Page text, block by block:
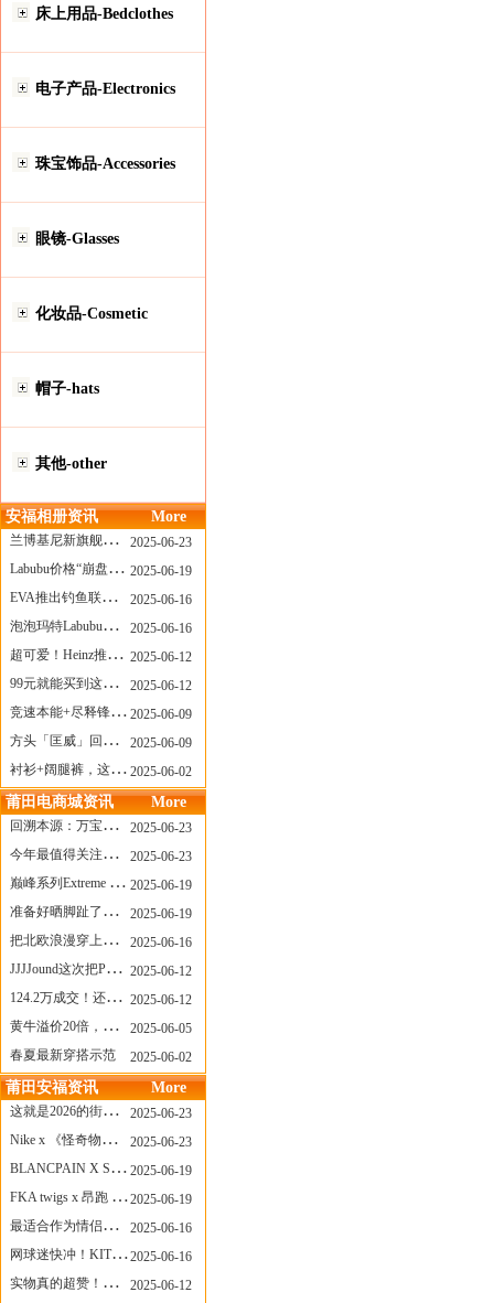
床上用品-Bedclothes
电子产品-Electronics
珠宝饰品-Accessories
眼镜-Glasses
化妆品-Cosmetic
帽子-hats
其他-other
安福相册资讯 More
兰博基尼新旗舰曝光？这台顶级超跑或将在8月登场
2025-06-23
Labubu价格“崩盘”？618当日泡泡玛特预售补货量超200W！
2025-06-19
EVA推出钓鱼联名套装，初号机也能当“假饵”？
2025-06-16
泡泡玛特Labubu新品发售上演“拳王争霸”......
2025-06-16
超可爱！Heinz推出星之卡比合作款番茄酱！
2025-06-12
99元就能买到这样颜值的太阳镜？优衣库夏季墨镜系列
2025-06-12
竞速本能+尽释锋芒——罗杰杜彼Roger+Dubuis王者竞速系列飞返计时码表燃擎赛道
2025-06-09
方头「匡威」回归！日系简约里的小心思
2025-06-09
衬衫+阔腿裤，这样穿美出新高度！
2025-06-02
莆田电商城资讯 More
回溯本源：万宝龙推出明星系列都市灰腕表新作
2025-06-23
今年最值得关注的AF1！KOBE x AF1 明日发售
2025-06-23
巅峰系列Extreme Diver潜水腕表与Revival Diver复刻版潜水腕表共同推出“暗影款”新作
2025-06-19
准备好晒脚趾了吗？透明款 AF1 要回归了
2025-06-19
把北欧浪漫穿上脚，Cecilie Bahnsen x ASICS
2025-06-16
JJJJound这次把PUMA改得好安静
2025-06-12
124.2万成交！还有什么是Labubu做不到的？
2025-06-12
黄牛溢价20倍，「Labubu」3.0市价大盘点！假货比正品还贵...
2025-06-05
春夏最新穿搭示范
2025-06-02
莆田安福资讯 More
这就是2026的街头感！Prada新包我先爱了
2025-06-23
Nike x 《怪奇物语》联名回归，终于轮到这双热门款了！
2025-06-23
BLANCPAIN X SWATCH联名款 BIOCERAMIC SCUBA FIFTY FATHOMS 系列推出全新 GREEN ABYSS（碧波洋）腕表
2025-06-19
FKA twigs x 昂跑 联名来了，这三双 Cloud X 你选哪一双？
2025-06-19
最适合作为情侣鞋的New Balance 1906 Loafer出现了！
2025-06-16
网球迷快冲！KITH x Wilson 限量球拍太会设计了
2025-06-16
实物真的超赞！NB 新款 2010 新配色
2025-06-12